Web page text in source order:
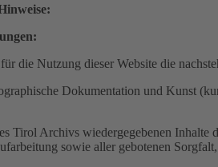
die Nutzung dieser Website die
Dokumentation und Kunst
Tirol Archivs wiedergegebenen
sowie aller gebotenen